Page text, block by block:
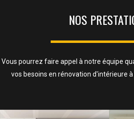
NOS
Vous pourrez faire appel à notre équipe
vos besoins en rénovation d'intérieure